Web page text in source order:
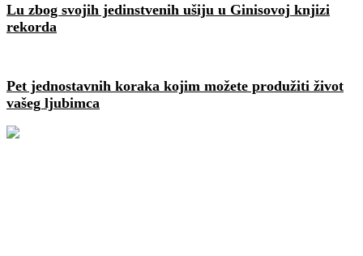
Lu zbog svojih jedinstvenih ušiju u Ginisovoj knjizi
rekorda
Pet jednostavnih koraka kojim možete produžiti život
vašeg ljubimca